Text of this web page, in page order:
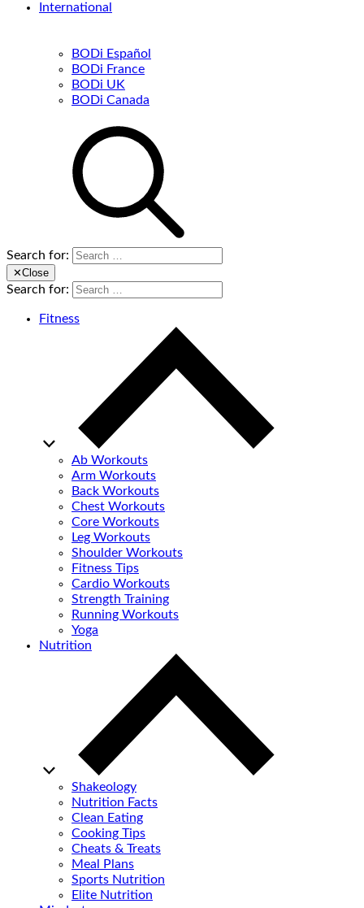
International
BODi Español
BODi France
BODi UK
BODi Canada
Search for:
✕Close
Search for:
Fitness
Ab Workouts
Arm Workouts
Back Workouts
Chest Workouts
Core Workouts
Leg Workouts
Shoulder Workouts
Fitness Tips
Cardio Workouts
Strength Training
Running Workouts
Yoga
Nutrition
Shakeology
Nutrition Facts
Clean Eating
Cooking Tips
Cheats & Treats
Meal Plans
Sports Nutrition
Elite Nutrition